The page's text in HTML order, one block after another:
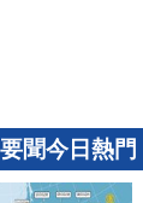
要聞今日熱門